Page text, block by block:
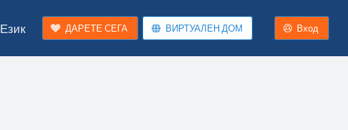
Език ДАРЕТЕ СЕГА ВИРТУАЛЕН ДОМ Вход